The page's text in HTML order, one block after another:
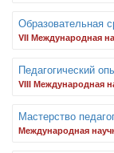
Образовательная
VII Международная
Педагогический
VIII Международная
Мастерство
Международная